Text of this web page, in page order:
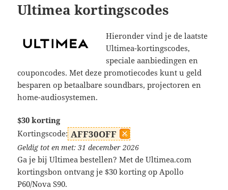
Ultimea kortingscodes
Hieronder vind je de laatste
Ultimea-kortingscodes,
speciale aanbiedingen en
couponcodes. Met deze promotiecodes kunt u geld
besparen op betaalbare soundbars, projectoren en
home-audiosystemen.
$30 korting
Kortingscode: AFF30OFF
Geldig tot en met: 31 december 2026
Ga je bij Ultimea bestellen? Met de Ultimea.com
kortingsbon ontvang je $30 korting op Apollo
P60/Nova S90.